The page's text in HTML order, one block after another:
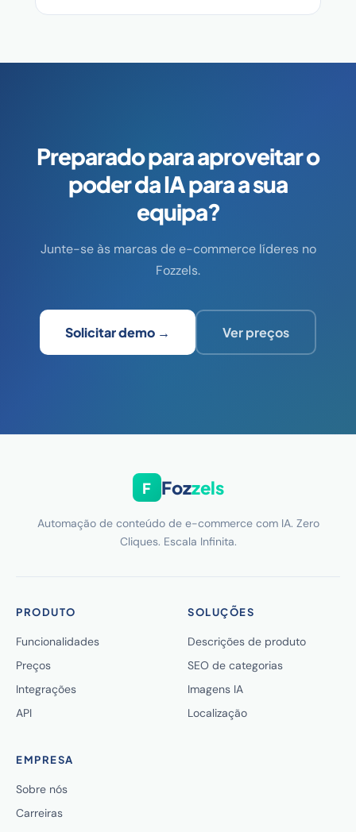
Preparado para aproveitar o
poder da IA para a sua
equipa?
Junte-se às marcas de e-commerce líderes no
Fozzels.
Solicitar demo → Ver preços
F Fozzels
Automação de conteúdo de e-commerce com IA. Zero
Cliques. Escala Infinita.
PRODUTO
Funcionalidades
Preços
Integrações
API
SOLUÇÕES
Descrições de produto
SEO de categorias
Imagens IA
Localização
EMPRESA
Sobre nós
Carreiras